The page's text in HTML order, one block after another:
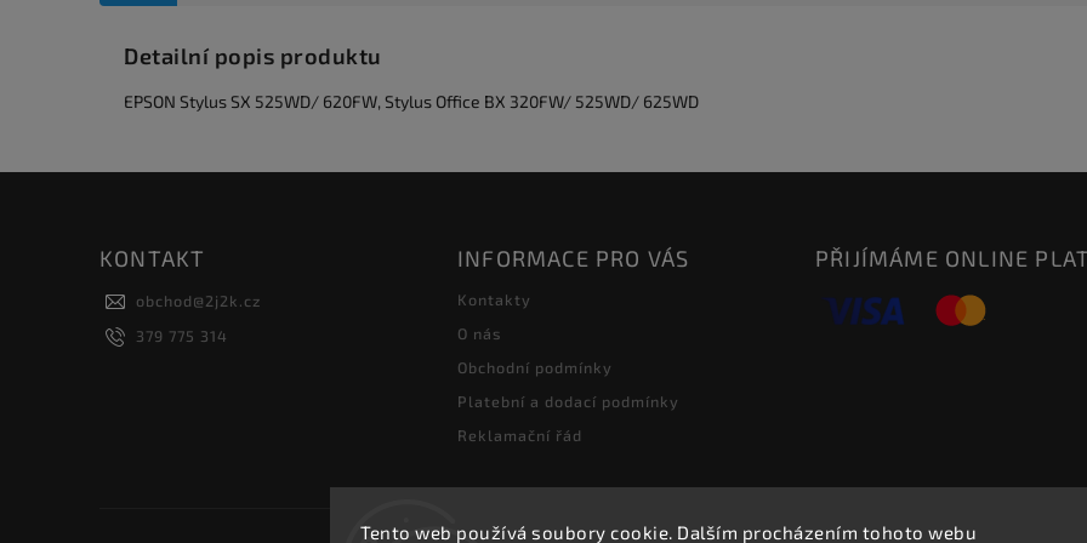
Tento web používá soubory cookie. Dalším procházením tohoto webu
Detailní popis produktu
EPSON Stylus SX 525WD/ 620FW, Stylus Office BX 320FW/ 525WD/ 625WD
KONTAKT
obchod@2j2k.cz
379 775 314
INFORMACE PRO VÁS
Kontakty
O nás
Obchodní podmínky
Platební a dodací podmínky
Reklamační řád
PŘIJÍMÁME ONLINE